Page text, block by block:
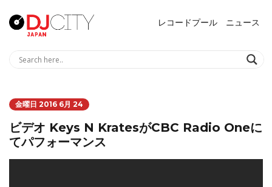
レコードプール ニュース
金曜日 2016 6月 24
ビデオ Keys N KratesがCBC Radio Oneに
てパフォーマンス